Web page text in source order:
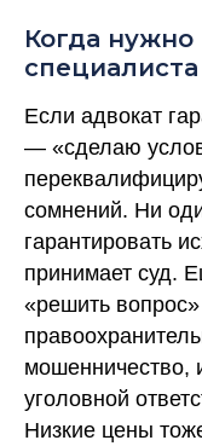
Когда нужно
специалиста
Если адвокат
— «сделаю
сомнений. Ни
гарантировать
принимает суд.
«решить
мошенничество,
уголовной
Низкие цены